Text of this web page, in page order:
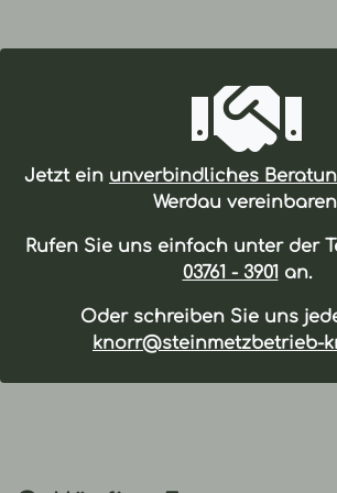
Jetzt ein unverbindliches
Werdau
Rufen Sie uns einfach unter der
03761 - 3901 an.
Oder schreiben Sie uns
knorr@steinmetzbetrieb-